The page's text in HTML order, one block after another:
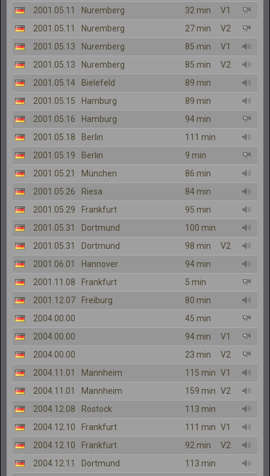
2001.05.11 Nuremberg 32 min
V1
2001.05.11
Nuremberg 27 min
V2
2001.05.13
Nuremberg 85 min
V1
2001.05.13
Nuremberg 85 min
V2
2001.05.14
Bielefeld
89 min
2001.05.15
Hamburg
89 min
2001.05.16
Hamburg
94 min
2001.05.18
Berlin
111 min
2001.05.19
Berlin
9 min
2001.05.21
München
86 min
2001.05.26
Riesa
84 min
2001.05.29
Frankfurt
95 min
2001.05.31
Dortmund
100 min
2001.05.31
Dortmund 98 min
V2
2001.06.01
Hannover
94 min
2001.11.08
Frankfurt
5 min
2001.12.07
Freiburg
80 min
2004.00.00
45 min
2004.00.00
94 min
V1
2004.00.00
23 min
V2
2004.11.01
Mannheim 115 min V1
2004.11.01
Mannheim 159 min V2
2004.12.08
Rostock
113 min
2004.12.10
Frankfurt 111 min V1
2004.12.10
Frankfurt 92 min
V2
2004.12.11
Dortmund
113 min